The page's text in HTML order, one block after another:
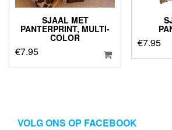
SJAAL MET
PANTERPRINT, MULTI-
COLOR
€7.95
€7.95
VOLG ONS OP FACEBOOK